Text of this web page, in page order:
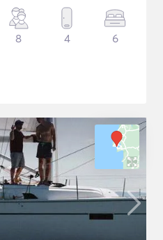
8 4 6